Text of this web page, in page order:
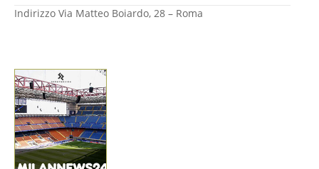
Indirizzo Via Matteo Boiardo, 28 – Roma